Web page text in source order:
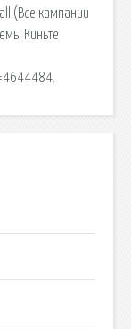
(Все кампании
Киньте